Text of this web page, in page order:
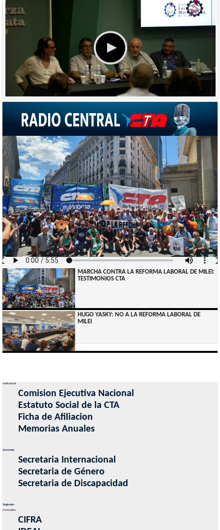
SOLIDARIDAD SINDICAL CON ARGENTINA DE LA CSA
HUGO YASKY - NO QUIEREN UNA REFORMA LABORAL, QUIEREN PONER
DE RODILLAS A LOS TRABAJADORES
MARCHA CONTRA LA REFORMA LABORAL DE MILEI:
TESTIMONIOS CTA
HUGO YASKY: NO A LA REFORMA LABORAL DE
MILEI
Institucional
Comision Ejecutiva Nacional
Estatuto Social de la CTA
Ficha de Afiliacion
Memorias Anuales
Secretarias
Secretaria Internacional
Secretaria de Género
Secretaria de Discapacidad
Regionales
Contenidos
CIFRA